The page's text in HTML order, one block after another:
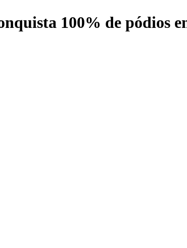
100% de pódios